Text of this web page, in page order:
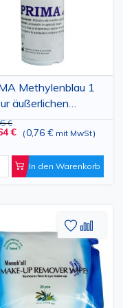
B. in der öffentlichen
und überall dort,
Methylenblau 1
äußerlichen
25 g
€
€
(0,76 € mit MwSt)
In den Warenkorb
Zur
zum